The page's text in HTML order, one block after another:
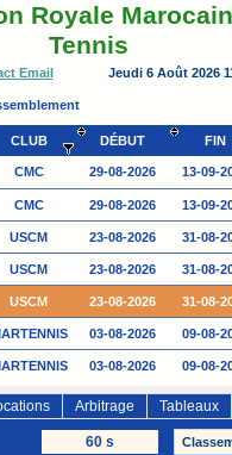
Royale
Tennis
Email Jeudi 6 Août 2026
CLUB DÉBUT FIN
CMC 29-08-2026 13-09-
CMC 29-08-2026 13-09-
USCM 23-08-2026 31-08-
USCM 23-08-2026 31-08-
USCM 23-08-2026
31-08-
03-08-2026 09-08-
03-08-2026 09-08-
03-08-2026 09-08-
ASB 25-07-2026 29-07-
Arbitrage Tableaux
60 s